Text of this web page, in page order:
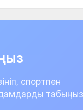
спортпен
табыңыз